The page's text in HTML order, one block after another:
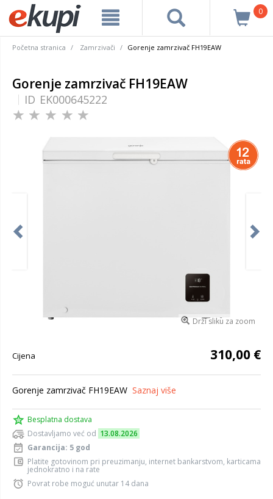
0
Početna stranica Zamrzivači Gorenje zamrzivač FH19EAW
Gorenje zamrzivač FH19EAW
ID EK000645222
Drži sliku za zoom
Cijena 310,00 €
Gorenje zamrzivač FH19EAW Saznaj više
Besplatna dostava
Dostavljamo već od 13.08.2026
Garancija: 5 god
Platite gotovinom pri preuzimanju, internet bankarstvom, karticama
jednokratno i na rate
Povrat robe moguć unutar 14 dana